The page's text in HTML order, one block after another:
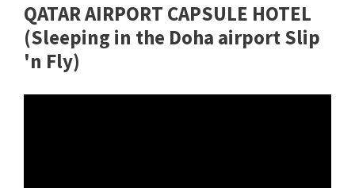
QATAR AIRPORT CAPSULE HOTEL
(Sleeping in the Doha airport Slip
'n Fly)